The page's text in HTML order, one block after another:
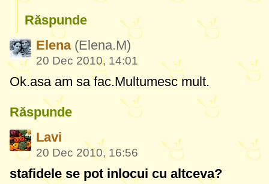
Răspunde
Elena (Elena.M)
20 Dec 2010, 14:01
Ok.asa am sa fac.Multumesc mult.
Răspunde
Lavi
20 Dec 2010, 16:56
stafidele se pot inlocui cu altceva?